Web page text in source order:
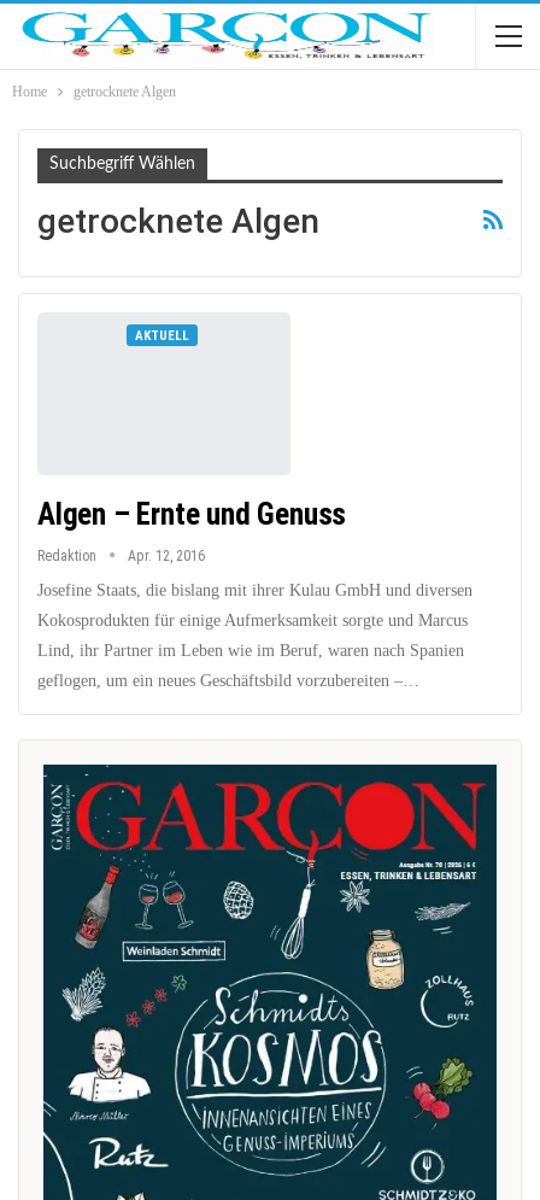
Home getrocknete Algen
Suchbegriff Wählen
getrocknete Algen
AKTUELL
Algen – Ernte und Genuss
Redaktion Apr. 12, 2016
Josefine Staats, die bislang mit ihrer Kulau GmbH und diversen
Kokosprodukten für einige Aufmerksamkeit sorgte und Marcus
Lind, ihr Partner im Leben wie im Beruf, waren nach Spanien
geflogen, um ein neues Geschäftsbild vorzubereiten –…